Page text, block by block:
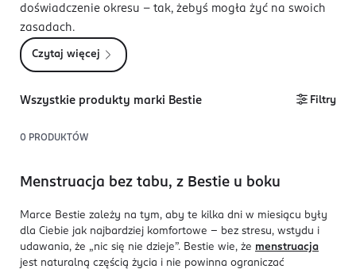
doświadczenie okresu - tak, żebyś mogła żyć na swoich
zasadach.
Czytaj więcej
Wszystkie produkty marki Bestie Filtry
0 PRODUKTÓW
Menstruacja bez tabu, z Bestie u boku
Marce Bestie zależy na tym, aby te kilka dni w miesiącu były
dla Ciebie jak najbardziej komfortowe - bez stresu, wstydu i
udawania, że „nic się nie dzieje”. Bestie wie, że menstruacja
jest naturalną częścią życia i nie powinna ograniczać